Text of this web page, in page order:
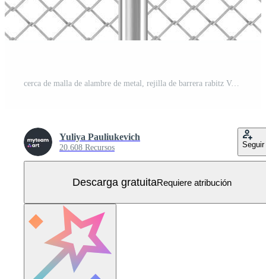
cerca de malla de alambre de metal, rejilla de barrera rabitz Vector Gratis
Yuliya Pauliukevich
20.608 Recursos Seguir
Descarga gratuitaRequiere atribución